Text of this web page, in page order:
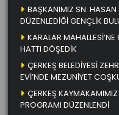
BAŞKANIMIZ SN. HASAN
DÜZENLEDİĞİ GENÇLİK
KARALAR
HATTI DÖŞEDİK
ÇERKEŞ BELEDİYESİ
EVİ’NDE MEZUNİYET
ÇERKEŞ
PROGRAMI DÜZENLENDİ